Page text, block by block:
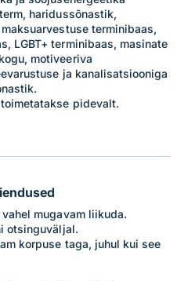
haridussõnastik,
terminibaas,
LGBT+ terminibaas, masinate
motiveeriva
ja kanalisatsiooniga
pidevalt.
mugavam liikuda.
otsinguväljal.
korpuse taga, juhul kui see